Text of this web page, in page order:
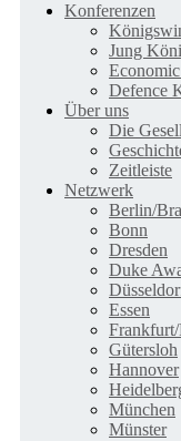
Konferenzen
Jung
Defence
Über uns
Die
Zeitleiste
Netzwerk
Berlin/
Bonn
Dresden
Duke
Essen
Gütersloh
Hannover
München
Münster